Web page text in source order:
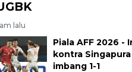
lalu
Piala AFF 2026 -
kontra
imbang 1-1